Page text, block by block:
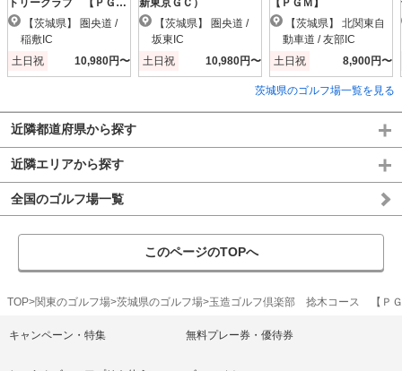
トリークラブ 【ＰＧ
Ｍ】
稲敷IC
土日祝
10,980円〜
新東京ＧＣ）
坂東IC
土日祝
10,980円〜
【ＰＧＭ】
動車道 / 友部IC
土日祝
8,900円〜
茨城県のゴルフ場一覧を見る
近隣都道府県から探す
近隣エリアから探す
全国のゴルフ場一覧
このページのTOPへ
TOP 関東のゴルフ場 茨城県のゴルフ場 玉造ゴルフ倶楽部 捻木コース 【Ｐ
キャンペーン・特集 無料プレー券・優待券